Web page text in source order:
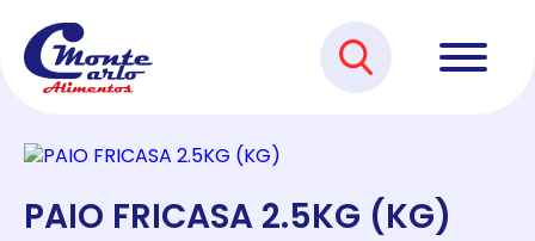
PAIO FRICASA 2.5KG (KG)